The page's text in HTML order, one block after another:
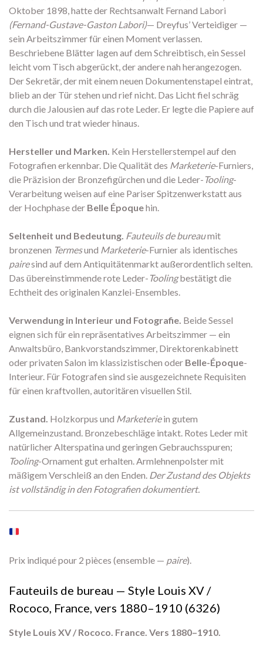
Oktober 1898, hatte der Rechtsanwalt Fernand Labori
(Fernand-Gustave-Gaston Labori)— Dreyfus’ Verteidiger —
sein Arbeitszimmer für einen Moment verlassen.
Beschriebene Blätter lagen auf dem Schreibtisch, ein Sessel
leicht vom Tisch abgerückt, der andere nah herangezogen.
Der Sekretär, der mit einem neuen Dokumentenstapel eintrat,
blieb an der Tür stehen und rief nicht. Das Licht fiel schräg
durch die Jalousien auf das rote Leder. Er legte die Papiere auf
den Tisch und trat wieder hinaus.
Hersteller und Marken. Kein Herstellerstempel auf den
Fotografien erkennbar. Die Qualität des Marketerie-Furniers,
die Präzision der Bronzefigürchen und die Leder- Tooling-
Verarbeitung weisen auf eine Pariser Spitzenwerkstatt aus
der Hochphase der Belle Époquehin.
Seltenheit und Bedeutung. Fauteuils de bureaumit
bronzenen Termesund Marketerie-Furnier als identisches
pairesind auf dem Antiquitätenmarkt außerordentlich selten.
Das übereinstimmende rote Leder- Toolingbestätigt die
Echtheit des originalen Kanzlei-Ensembles.
Verwendung in Interieur und Fotografie. Beide Sessel
eignen sich für ein repräsentatives Arbeitszimmer — ein
Anwaltsbüro, Bankvorstandszimmer, Direktorenkabinett
oder privaten Salon im klassizistischen oder Belle-Époque-
Interieur. Für Fotografen sind sie ausgezeichnete Requisiten
für einen kraftvollen, autoritären visuellen Stil.
Zustand. Holzkorpus und Marketeriein gutem
Allgemeinzustand. Bronzebeschläge intakt. Rotes Leder mit
natürlicher Alterspatina und geringen Gebrauchsspuren;
Tooling-Ornament gut erhalten. Armlehnenpolster mit
mäßigem Verschleiß an den Enden. Der Zustand des Objekts
ist vollständig in den Fotografien dokumentiert.
Prix indiqué pour 2 pièces (ensemble — paire).
Fauteuils de bureau — Style Louis XV /
Rococo, France, vers 1880–1910 (6326)
Style Louis XV / Rococo. France. Vers 1880–1910.